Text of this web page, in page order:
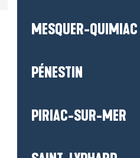
MESQUER-QUIMIAC
PÉNESTIN
PIRIAC-SUR-MER